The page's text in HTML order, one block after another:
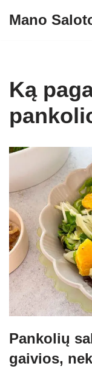
Mano
Ką
Pankolių
gaivios,